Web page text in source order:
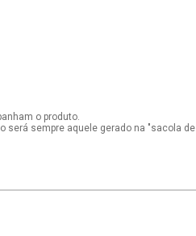
o produto.
será sempre aquele gerado na "sacola de